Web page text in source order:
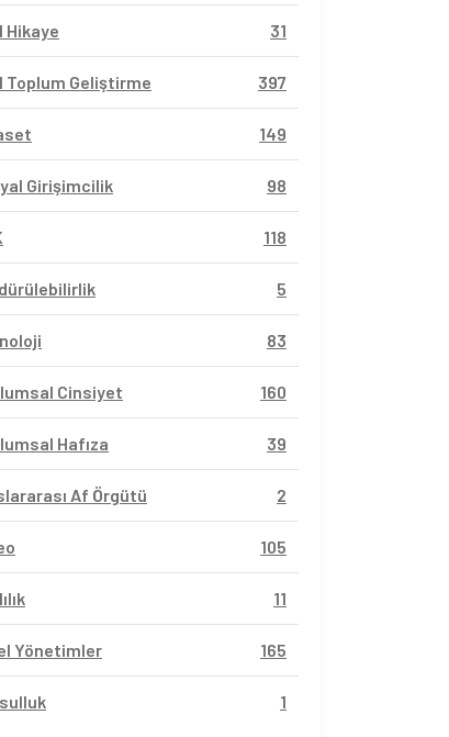
Proje
Sivil Sayfalar
Habitat Derneği İl
Sorumlusu Arıyor
Hikaye 31
Toplum Geliştirme 397
149
Girişimcilik 98
118
5
83
Cinsiyet 160
Hafıza 39
Af Örgütü 2
105
11
Yönetimler 165
1